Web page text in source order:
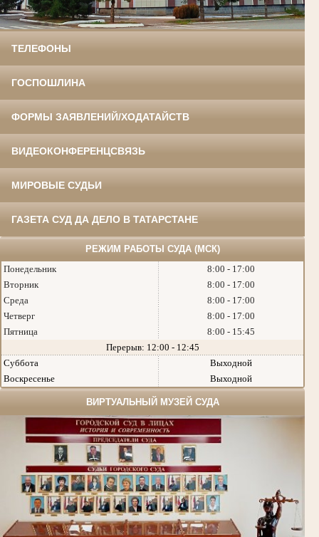
ТЕЛЕФОНЫ
ГОСПОШЛИНА
ФОРМЫ ЗАЯВЛЕНИЙ/ХОДАТАЙСТВ
ВИДЕОКОНФЕРЕНЦСВЯЗЬ
МИРОВЫЕ СУДЬИ
ГАЗЕТА СУД ДА ДЕЛО В ТАТАРСТАНЕ
РЕЖИМ РАБОТЫ СУДА (МСК)
Понедельник
8:00 - 17:00
Вторник
8:00 - 17:00
Среда
8:00 - 17:00
Четверг
8:00 - 17:00
Пятница
8:00 - 15:45
Перерыв: 12:00 - 12:45
Суббота
Выходной
Воскресенье
Выходной
ВИРТУАЛЬНЫЙ МУЗЕЙ СУДА